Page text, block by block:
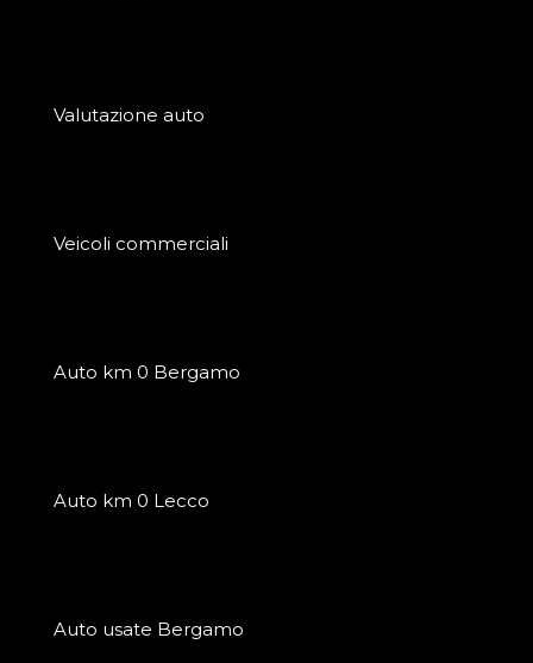
Valutazione auto
Veicoli commerciali
Auto km 0 Bergamo
Auto km 0 Lecco
Auto usate Bergamo